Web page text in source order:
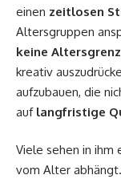
einen zeitlosen
Altersgruppen
keine
kreativ
aufzubauen, die
auf langfristige
Viele sehen in ihm
vom Alter